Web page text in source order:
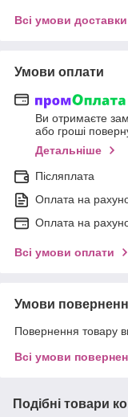
Всі умови доставки
Умови оплати
Ви отримаєте
або гроші
Детальніше
Післяплата
Оплата на
Оплата на
Всі умови оплати
Умови
Повернення товару
Всі умови
Подібні товари